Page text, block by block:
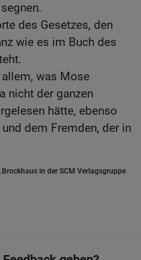
des Gesetzes, den
wie es im Buch des
was Mose
nicht der ganzen
hätte, ebenso
dem Fremden, der in
in der SCM Verlagsgruppe